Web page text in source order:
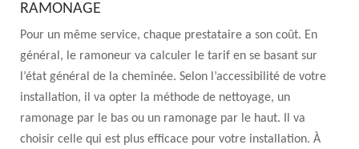
RAMONAGE
Pour un même service, chaque prestataire a son coût. En
général, le ramoneur va calculer le tarif en se basant sur
l’état général de la cheminée. Selon l’accessibilité de votre
installation, il va opter la méthode de nettoyage, un
ramonage par le bas ou un ramonage par le haut. Il va
choisir celle qui est plus efficace pour votre installation. À